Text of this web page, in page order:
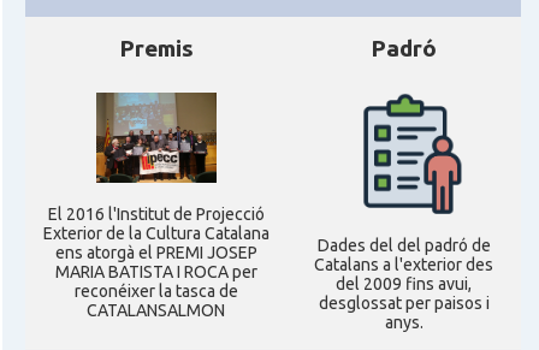
Premis
El 2016 l'Institut de Projecció
Exterior de la Cultura Catalana
ens atorgà el PREMI JOSEP
MARIA BATISTA I ROCA per
reconéixer la tasca de
CATALANSALMON
Padró
Dades del del padró de
Catalans a l'exterior des
del 2009 fins avui,
desglossat per paisos i
anys.